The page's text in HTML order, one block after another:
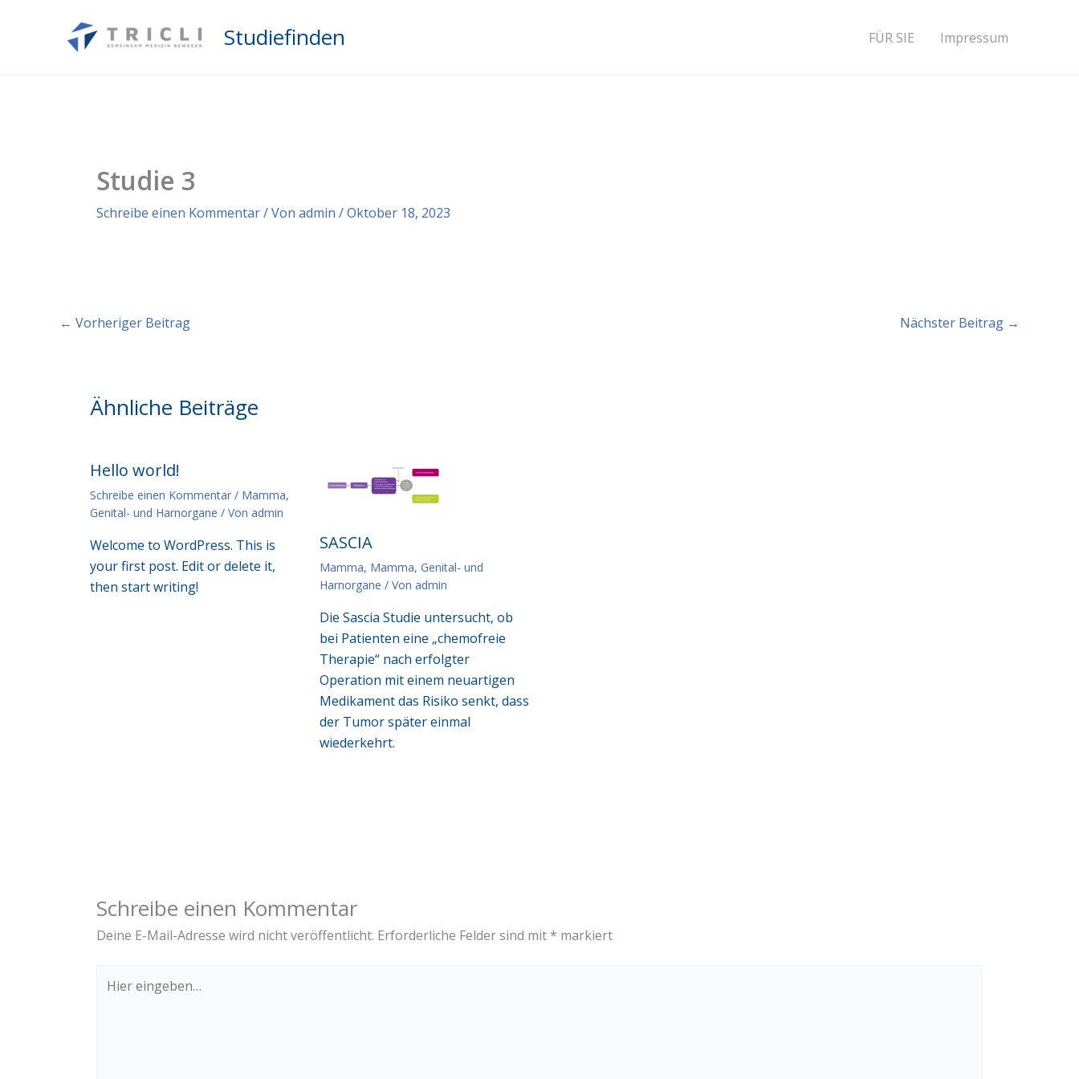
Studiefinden FÜR SIE Impressum
Studie 3
Schreibe einen Kommentar/ Von admin /Oktober 18, 2023
← Vorheriger Beitrag Nächster Beitrag →
Ähnliche Beiträge
Hello world!
Schreibe einen Kommentar / Mamma,
Genital- und Harnorgane / Von admin
Welcome to WordPress. This is
your first post. Edit or delete it,
then start writing!
SASCIA
Mamma, Mamma, Genital- und
Harnorgane / Vonadmin
Die Sascia Studie untersucht, ob
bei Patienten eine „chemofreie
Therapie“ nach erfolgter
Operation mit einem neuartigen
Medikament das Risiko senkt, dass
der Tumor später einmal
wiederkehrt.
Schreibe einen Kommentar
Deine E-Mail-Adresse wird nicht veröffentlicht. Erforderliche Felder sind mit * markiert
eingeben…